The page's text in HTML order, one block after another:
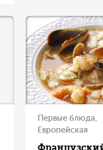
Первые блюда,
Европейская